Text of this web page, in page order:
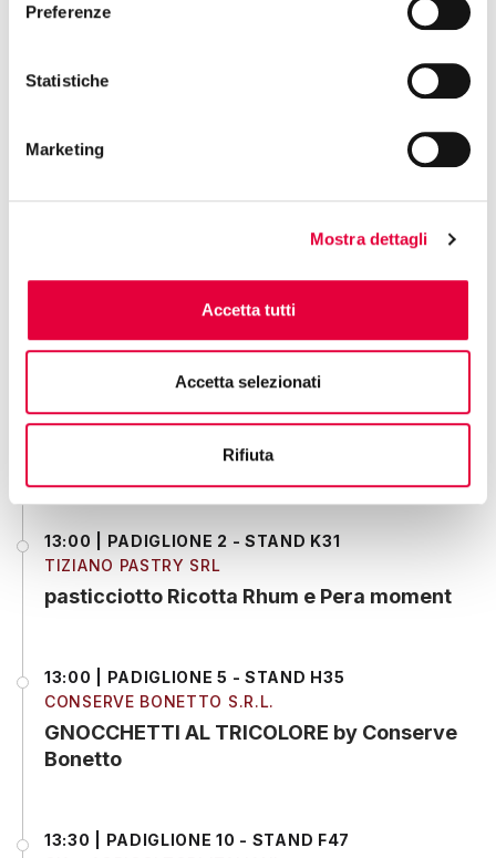
Preferenze
Statistiche
Marketing
Mostra dettagli
Accetta tutti
Accetta selezionati
Rifiuta
DOLCE VIOLA DI PARMA
VITALYV INTERNATIONAL SRL
13:00 | PADIGLIONE 2 - STAND K31
TIZIANO PASTRY SRL
pasticciotto Ricotta Rhum e Pera moment
13:00 | PADIGLIONE 5 - STAND H35
CONSERVE BONETTO S.R.L.
GNOCCHETTI AL TRICOLORE by Conserve
Bonetto
13:30 | PADIGLIONE 10 - STAND F47